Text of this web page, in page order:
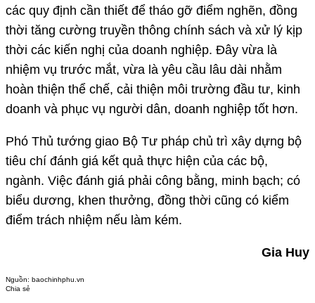
các quy định cần thiết để tháo gỡ điểm nghẽn, đồng
thời tăng cường truyền thông chính sách và xử lý kịp
thời các kiến nghị của doanh nghiệp. Đây vừa là
nhiệm vụ trước mắt, vừa là yêu cầu lâu dài nhằm
hoàn thiện thể chế, cải thiện môi trường đầu tư, kinh
doanh và phục vụ người dân, doanh nghiệp tốt hơn.
Phó Thủ tướng giao Bộ Tư pháp chủ trì xây dựng bộ
tiêu chí đánh giá kết quả thực hiện của các bộ,
ngành. Việc đánh giá phải công bằng, minh bạch; có
biểu dương, khen thưởng, đồng thời cũng có kiểm
điểm trách nhiệm nếu làm kém.
Gia Huy
Nguồn: baochinhphu.vn
Chia sẻ